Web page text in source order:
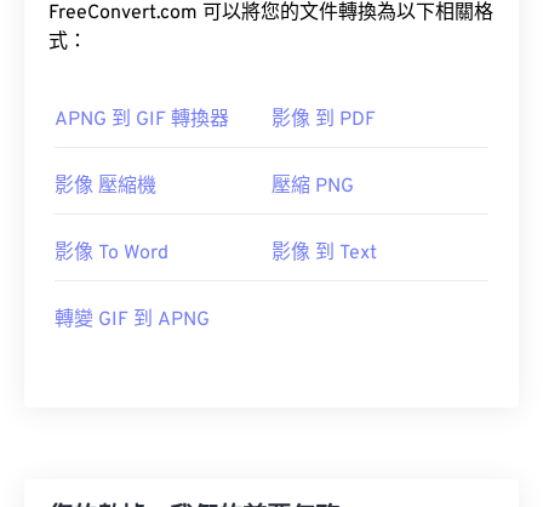
FreeConvert.com 可以將您的文件轉換為以下相關格
式：
APNG 到 GIF 轉換器 影像 到 PDF
影像 壓縮機 壓縮 PNG
影像 To Word 影像 到 Text
轉變 GIF 到 APNG